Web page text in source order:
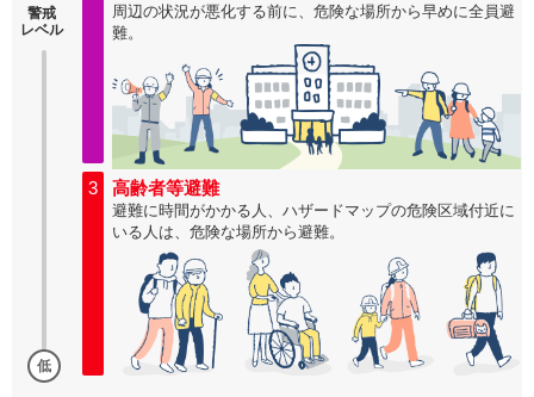
警戒
レベル
周辺の状況が悪化する前に、危険な場所から早めに全員避
難。
低
3 高齢者等避難
避難に時間がかかる人、ハザードマップの危険区域付近に
いる人は、危険な場所から避難。